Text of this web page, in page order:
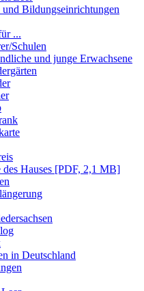
und Bildungseinrichtungen
...
Schulen
und junge Erwachsene
des Hauses [PDF, 2,1 MB]
in Deutschland